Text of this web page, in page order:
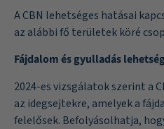
A CBN lehetséges hatásai
az alábbi fő területek köré
Fájdalom és gyulladás
2024-es vizsgálatok szerint a
az idegsejtekre, amelyek a
felelősek. Befolyásolhatja,